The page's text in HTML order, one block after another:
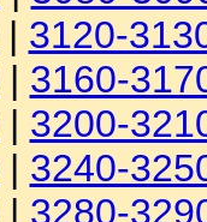
| 3120-
| 3160-
| 3200-
| 3240-
| 3280-